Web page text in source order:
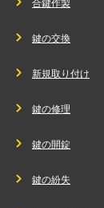
合鍵作製
鍵の交換
新規取り付け
鍵の修理
鍵の開錠
鍵の紛失